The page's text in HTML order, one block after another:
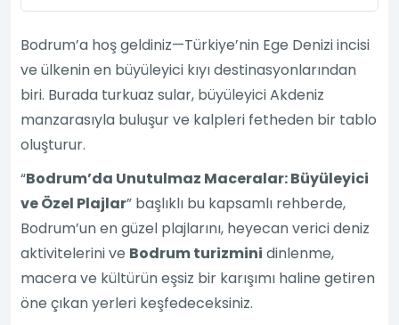
Bodrum’a hoş geldiniz—Türkiye’nin Ege Denizi incisi
ve ülkenin en büyüleyici kıyı destinasyonlarından
biri. Burada turkuaz sular, büyüleyici Akdeniz
manzarasıyla buluşur ve kalpleri fetheden bir tablo
oluşturur.
“Bodrum’da Unutulmaz Maceralar: Büyüleyici
ve Özel Plajlar” başlıklı bu kapsamlı rehberde,
Bodrum’un en güzel plajlarını, heyecan verici deniz
aktivitelerini ve Bodrum turizmini dinlenme,
macera ve kültürün eşsiz bir karışımı haline getiren
öne çıkan yerleri keşfedeceksiniz.